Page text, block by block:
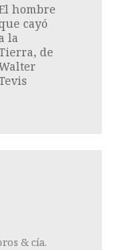
hombre
cayó
la
de
& cía.